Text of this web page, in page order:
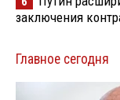
заключения
Главное сегодня